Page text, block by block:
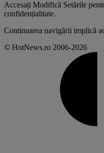
Accesați Modifică Setările
confidențialitate.
Continuarea navigării implică
© HotNews.ro 2006-2026